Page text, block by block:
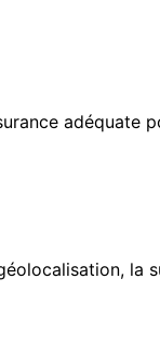
adéquate
la